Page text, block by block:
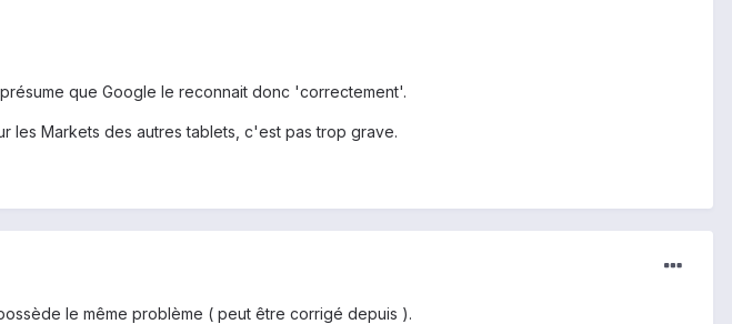
que Google le reconnait donc 'correctement'.
les Markets des autres tablets, c'est pas trop grave.
le même problème ( peut être corrigé depuis ).